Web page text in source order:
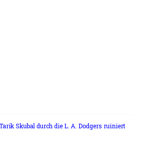
Skubal durch die L. A. Dodgers ruiniert